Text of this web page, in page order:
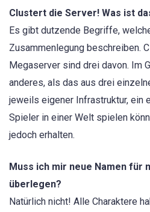
Clustert die Server! Was ist
Es gibt dutzende Begriffe,
Zusammenlegung beschreiben.
Megaserver sind drei davon. Im
anderes, als das aus drei
jeweils eigener Infrastruktur, ein
Spieler in einer Welt spielen
jedoch erhalten.
Muss ich mir neue Namen für
überlegen?
Natürlich nicht! Alle Charaktere